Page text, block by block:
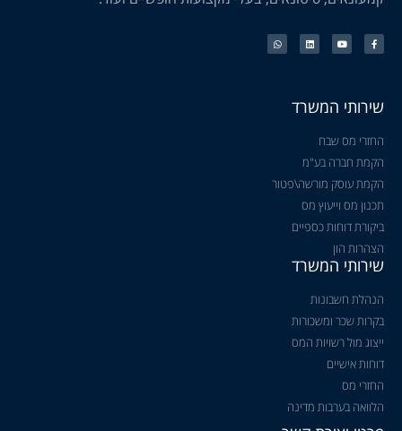
שירותי המשרד
החזרי מס שבח
הקמת חברה בע"מ
הקמת עוסק מורשה\פטור
תכנון מס וייעוץ מס
ביקורת דוחות כספיים
הצהרות הון
שירותי המשרד
הנהלת חשבונות
בקרות שכר ומשכורות
ייצוג מול רשויות המס
דוחות אישיים
החזרי מס
הלוואה בערבות מדינה